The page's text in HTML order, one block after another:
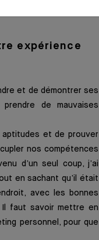
expérience
et de démontrer ses
de mauvaises
aptitudes et de prouver
nos compétences
d’un seul coup, j’ai
en sachant qu’il était
avec les bonnes
Il faut savoir mettre en
personnel, pour que